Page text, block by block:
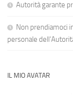
Autorità garante
Non prendiamoci
personale
IL MIO AVATAR